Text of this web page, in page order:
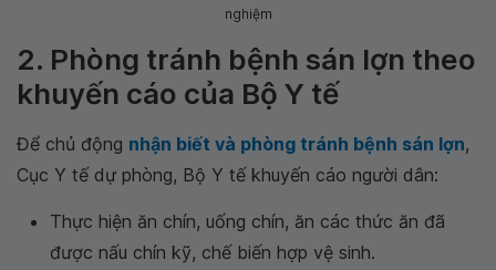
nghiệm
2. Phòng tránh bệnh sán lợn theo
khuyến cáo của Bộ Y tế
Để chủ động nhận biết và phòng tránh bệnh sán lợn,
Cục Y tế dự phòng, Bộ Y tế khuyến cáo người dân:
Thực hiện ăn chín, uống chín, ăn các thức ăn đã
được nấu chín kỹ, chế biến hợp vệ sinh.